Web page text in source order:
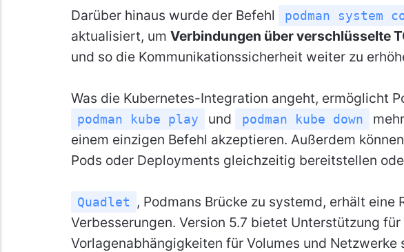
Darüber hinaus wurde der Befehl podman system
aktualisiert, um Verbindungen über verschlüsselte
und so die Kommunikationssicherheit weiter zu
Was die Kubernetes-Integration angeht, ermöglicht
podman kube play und podman kube down
einem einzigen Befehl akzeptieren. Außerdem
Pods oder Deployments gleichzeitig bereitstellen
Quadlet
, Podmans Brücke zu systemd, erhält eine
Verbesserungen. Version 5.7 bietet Unterstützung für
Vorlagenabhängigkeiten für Volumes und Netzwerke